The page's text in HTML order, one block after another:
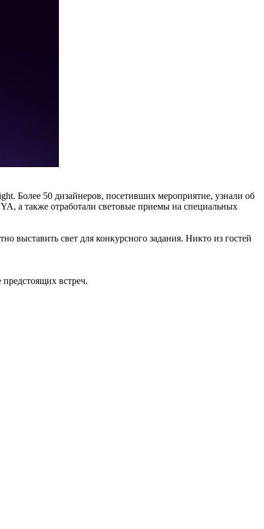
Более 50 дизайнеров, посетивших мероприятие, узнали об
а также отработали световые приемы на специальных
выставить свет для конкурсного задания. Никто из гостей
встреч.